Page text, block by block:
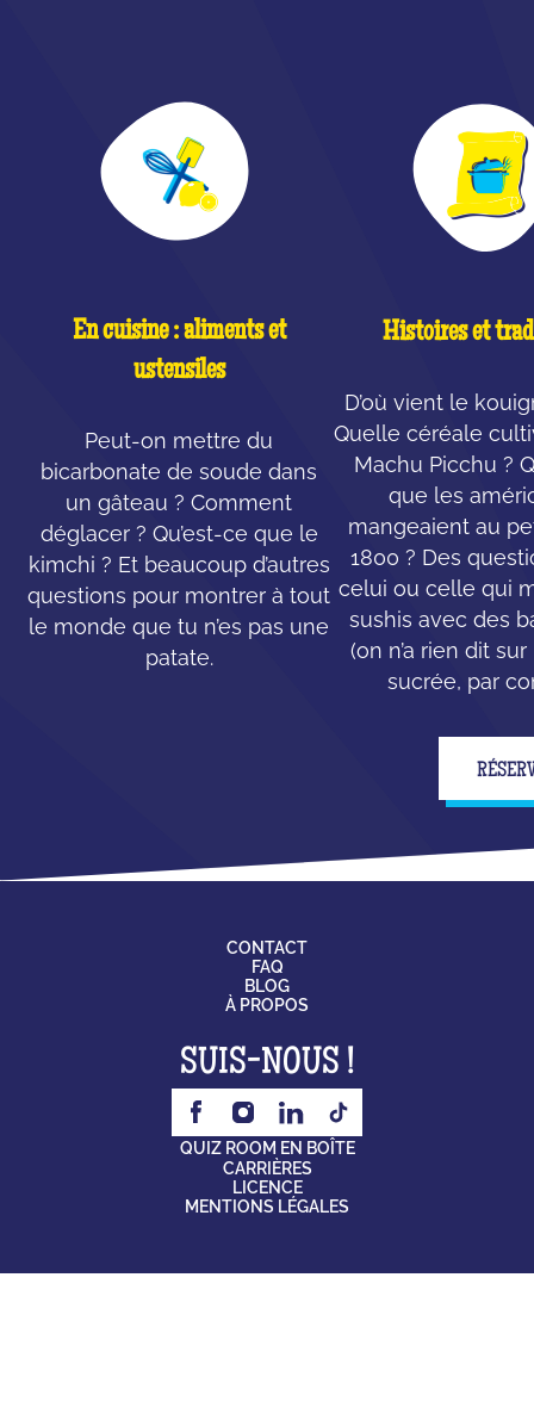
En cuisine : aliments et
ustensiles
Peut-on mettre du
bicarbonate de soude dans
un gâteau ? Comment
déglacer ? Qu’est-ce que le
kimchi ? Et beaucoup d’autres
questions pour montrer à tout
le monde que tu n’es pas une
patate.
Histoires et
D’où vient le
Quelle céréale
Machu Picchu ?
que les
mangeaient au
1800 ? Des
celui ou celle qui
sushis avec des
(on n’a rien dit
sucrée, par
CONTACT
FAQ
BLOG
À PROPOS
SUIS-NOUS !
QUIZ ROOM EN BOÎTE
CARRIÈRES
LICENCE
MENTIONS LÉGALES